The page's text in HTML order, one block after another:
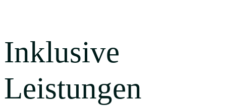
Inklusive
Leistungen